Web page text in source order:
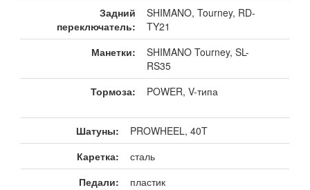
Задний
переключатель:
SHIMANO, Tourney, RD-
TY21
Манетки:
SHIMANO Tourney, SL-
RS35
Тормоза:
POWER, V-типа
Шатуны:
PROWHEEL, 40T
Каретка:
сталь
Педали:
пластик